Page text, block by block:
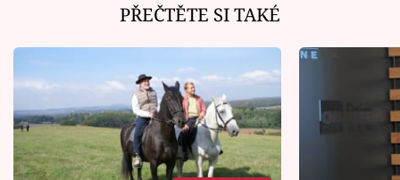
Sledujte nás
PŘEČTĚTE SI TAKÉ